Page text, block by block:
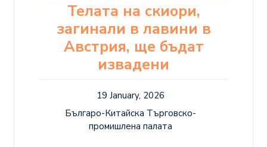
Телата на скиори,
загинали в лавини в
Австрия, ще бъдат
извадени
19 January, 2026
Българо-Китайска Търговско-
промишлена палaта